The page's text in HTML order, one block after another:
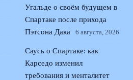
Угальде о своём будущем в
Спартаке после прихода
Пэтсона Дака
6 августа, 2026
Саусь о Спартаке: как
Карседо изменил
требования и менталитет